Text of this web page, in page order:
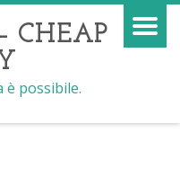
CHEAP
è possibile.